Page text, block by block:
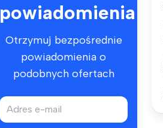
powiadomienia
Otrzymuj bezpośrednie
powiadomienia o
podobnych ofertach